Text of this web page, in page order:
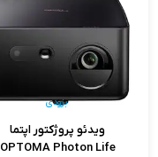
ویدئو پروژکتور اپتما
OPTOMA Photon Life
بزودی